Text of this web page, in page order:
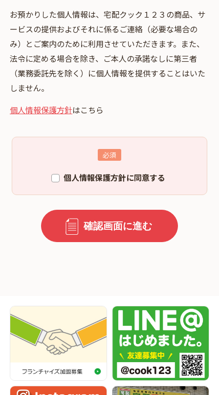
お預かりした個⼈情報は、宅配クック１２３の商品、サ
ービスの提供およびそれに係るご連絡（必要な場合の
み）とご案内のために利⽤させていただきます。また、
法令に定める場合を除き、ご本⼈の承諾なしに第三者
（業務委託先を除く）に個⼈情報を提供することはいた
しません。
個人情報保護方針はこちら
個人情報保護方針に同意する
確認画面に進む